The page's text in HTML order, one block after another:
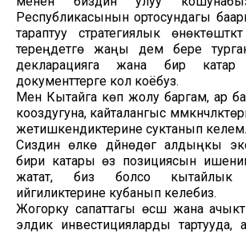
Республикасынын ортосундагы
тараптуу стратегиялык өнөктөштүктү
тереңдетүүгө жаңы дем бере
декларацияга жана бир катар
документтерге кол коёбуз.
Мен Кытайга көп жолу баргам, ар
кооздугуна, кайталангыс
жетишкендиктерине суктанып келем.
Сиздин өлкө дүйнөдөгү алдыңкы
бири катары өз позициясын
жатат, биз болсо кытайлык
ийгиликтерине кубанып келебиз.
Жогорку сапаттагы өсүш жана
элдик инвестицияларды